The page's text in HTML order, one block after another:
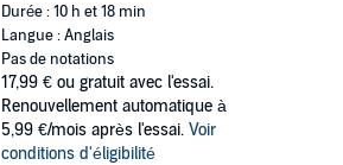
Durée : 10 h et 18 min
Langue : Anglais
Pas de notations
17,99 € ou gratuit avec l'essai.
Renouvellement automatique à
5,99 €/mois après l'essai. Voir
conditions d'éligibilité